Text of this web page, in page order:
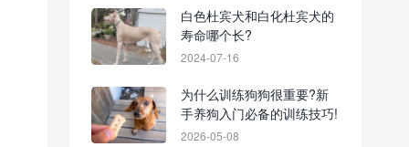
白色杜宾犬和白化杜宾犬的
寿命哪个长?
2024-07-16
为什么训练狗狗很重要?新
手养狗入门必备的训练技巧!
2026-05-08